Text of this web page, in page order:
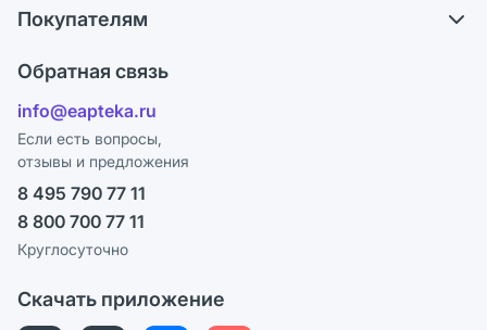
Блог
Карьера
Поставщики
Лицензия
Реклама на сайте
Ваши товары на ЕАПТЕКЕ
СМИ о нас
Покупателям
Программа СберСпасибо
Политика конфиденциальности
Пользовательское соглашение
Политика рекомендаций
Политика в отношении обработки персональных данных
Обратная связь
info@eapteka.ru
Если есть вопросы,
отзывы и предложения
8 495 790 77 11
8 800 700 77 11
Круглосуточно
Скачать приложение